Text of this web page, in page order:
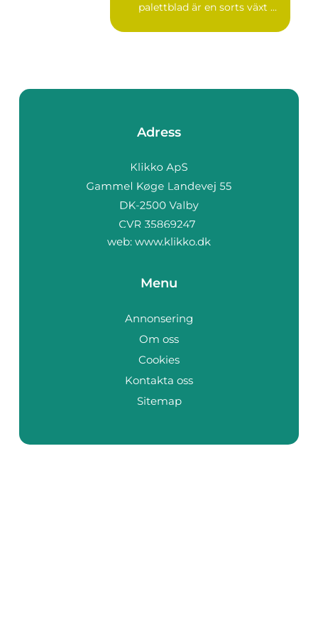
palettblad är en sorts växt ...
Adress
web: www.klikko.dk
Menu
Annonsering
Om oss
Cookies
Kontakta oss
Sitemap